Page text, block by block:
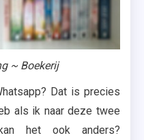
~ Boekerij
Dat is precies
als ik naar deze twee
het ook anders?